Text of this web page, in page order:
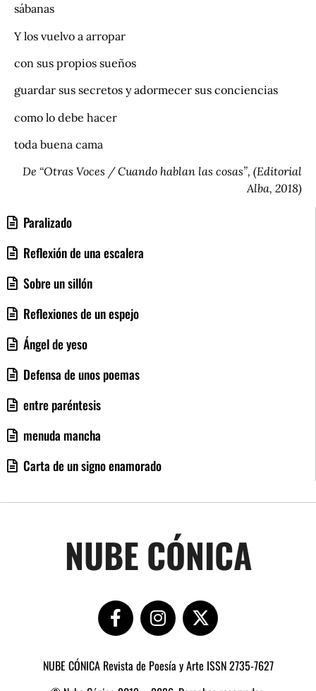
Paralizado
Reflexión de una escalera
Sobre un sillón
Reflexiones de un espejo
Ángel de yeso
Defensa de unos poemas
entre paréntesis
menuda mancha
Carta de un signo enamorado
sábanas
Y los vuelvo a arropar
con sus propios sueños
guardar sus secretos y adormecer sus conciencias
como lo debe hacer
toda buena cama
De “Otras Voces / Cuando hablan las cosas”, (Editorial
Alba, 2018)
NUBE CÓNICA
NUBE CÓNICA Revista de Poesía y Arte ISSN 2735-7627